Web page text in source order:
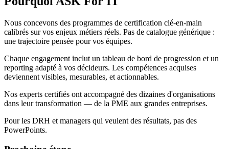
Nous concevons des programmes de certification clé-en-main
calibrés sur vos enjeux métiers réels. Pas de catalogue générique :
une trajectoire pensée pour vos équipes.
Chaque engagement inclut un tableau de bord de progression et un
reporting adapté à vos décideurs. Les compétences acquises
deviennent visibles, mesurables, et actionnables.
Nos experts certifiés ont accompagné des dizaines d'organisations
dans leur transformation — de la PME aux grandes entreprises.
Pour les DRH et managers qui veulent des résultats, pas des
PowerPoints.